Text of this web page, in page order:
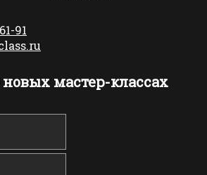
91
новых мастер-классах